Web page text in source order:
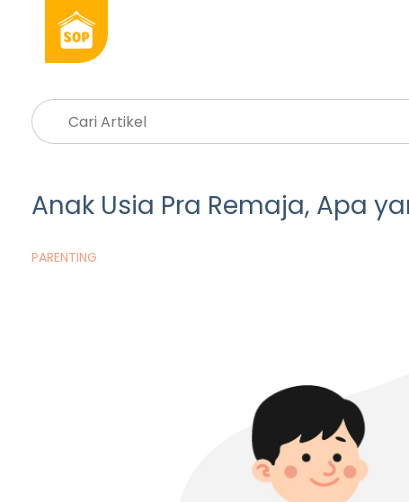
Anak Usia Pra Remaja, Apa
PARENTING